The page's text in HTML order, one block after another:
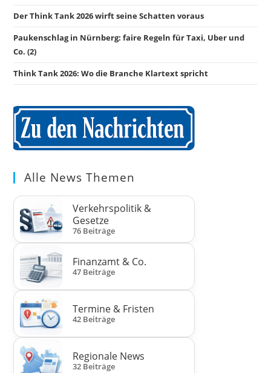
Der Think Tank 2026 wirft seine Schatten voraus
Paukenschlag in Nürnberg: faire Regeln für Taxi, Uber und
Co. (2)
Think Tank 2026: Wo die Branche Klartext spricht
Alle News Themen
Verkehrspolitik &
Gesetze
76 Beiträge
Finanzamt & Co.
47 Beiträge
Termine & Fristen
42 Beiträge
Regionale News
32 Beiträge